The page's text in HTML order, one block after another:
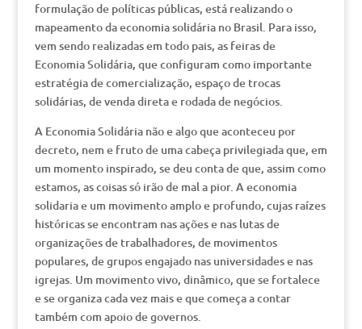
formulação de políticas públicas, está realizando o
mapeamento da economia solidária no Brasil. Para isso,
vem sendo realizadas em todo pais, as feiras de
Economia Solidária, que configuram como importante
estratégia de comercialização, espaço de trocas
solidárias, de venda direta e rodada de negócios.
A Economia Solidária não e algo que aconteceu por
decreto, nem e fruto de uma cabeça privilegiada que, em
um momento inspirado, se deu conta de que, assim como
estamos, as coisas só irão de mal a pior. A economia
solidaria e um movimento amplo e profundo, cujas raízes
históricas se encontram nas ações e nas lutas de
organizações de trabalhadores, de movimentos
populares, de grupos engajado nas universidades e nas
igrejas. Um movimento vivo, dinâmico, que se fortalece
e se organiza cada vez mais e que começa a contar
também com apoio de governos.